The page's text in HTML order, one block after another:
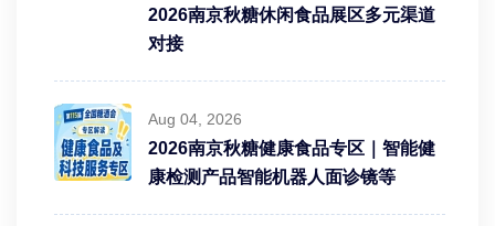
2026南京秋糖休闲食品展区多元渠道
对接
Aug 04, 2026
2026南京秋糖健康食品专区｜智能健
康检测产品智能机器人面诊镜等